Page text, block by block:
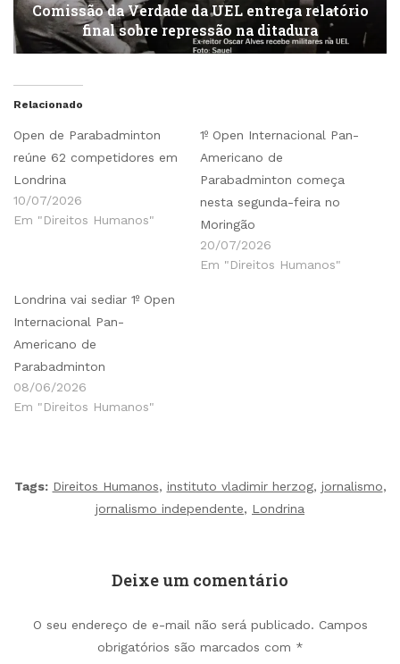
Comissão da Verdade da UEL entrega relatório
final sobre repressão na ditadura
Relacionado
Open de Parabadminton
reúne 62 competidores em
Londrina
10/07/2026
Em "Direitos Humanos"
1º Open Internacional Pan-
Americano de
Parabadminton começa
nesta segunda-feira no
Moringão
20/07/2026
Em "Direitos Humanos"
Londrina vai sediar 1º Open
Internacional Pan-
Americano de
Parabadminton
08/06/2026
Em "Direitos Humanos"
Tags: Direitos Humanos, instituto vladimir herzog, jornalismo,
jornalismo independente, Londrina
Deixe um comentário
O seu endereço de e-mail não será publicado. Campos
obrigatórios são marcados com *